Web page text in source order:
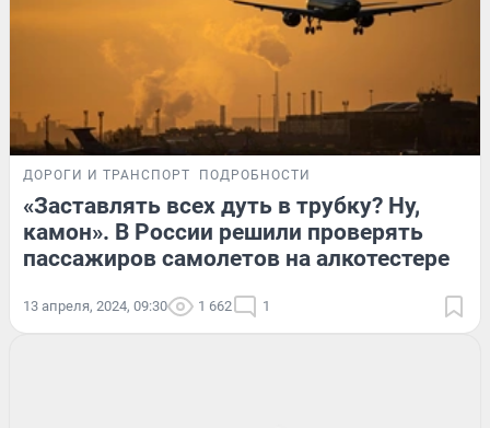
ДОРОГИ И ТРАНСПОРТ ПОДРОБНОСТИ
«Заставлять всех дуть в трубку? Ну,
камон». В России решили проверять
пассажиров самолетов на алкотестере
13 апреля, 2024, 09:30 1 662 1